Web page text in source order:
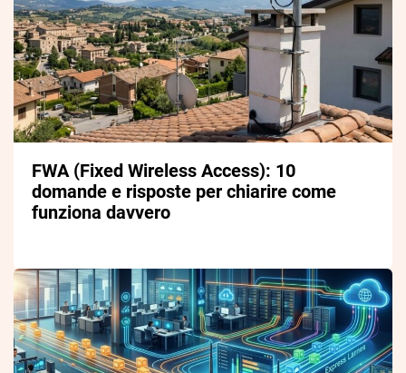
FWA (Fixed Wireless Access): 10
domande e risposte per chiarire come
funziona davvero